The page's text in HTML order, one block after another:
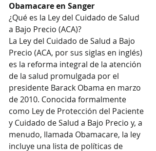
Obamacare en Sanger
¿Qué es la Ley del Cuidado de Salud
a Bajo Precio (ACA)?
La Ley del Cuidado de Salud a Bajo
Precio (ACA, por sus siglas en inglés)
es la reforma integral de la atención
de la salud promulgada por el
presidente Barack Obama en marzo
de 2010. Conocida formalmente
como Ley de Protección del Paciente
y Cuidado de Salud a Bajo Precio y, a
menudo, llamada Obamacare, la ley
incluye una lista de políticas de